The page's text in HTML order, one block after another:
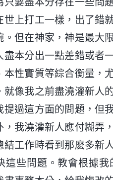
世上打工一樣，出了錯
。但在神家，神是最大
盡本分出一點差錯或者
本性實質等綜合衡量，
就像我之前盡澆灌新人
提過這方面的問題，但
，我澆灌新人應付糊弄
結工作時看到那麽多新
這些問題。教會根據